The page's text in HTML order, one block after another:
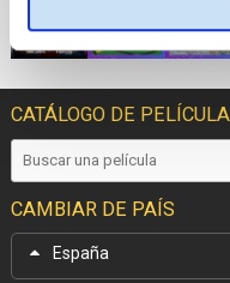
CATÁLOGO DE
CAMBIAR DE PAÍS
España